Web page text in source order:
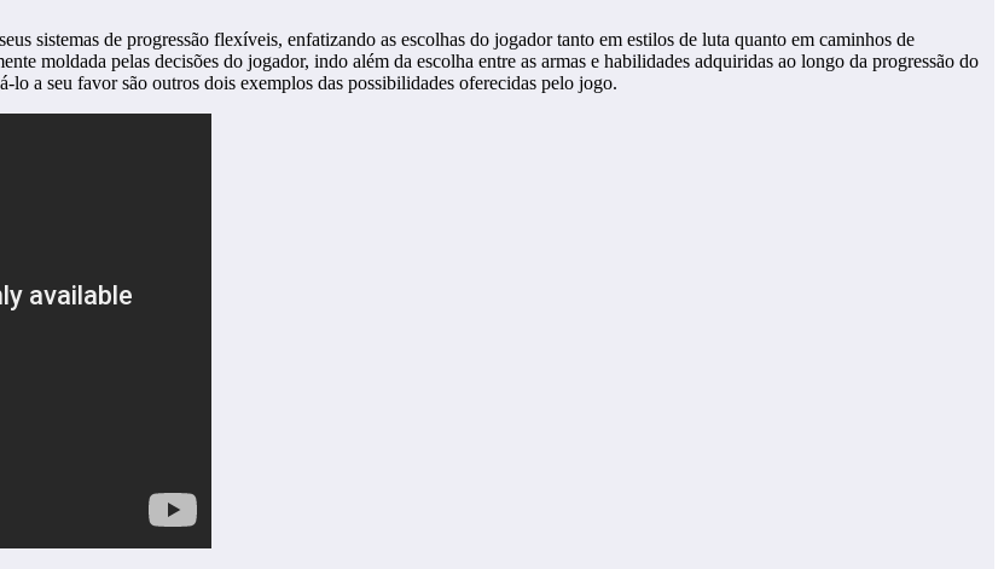
sistemas de progressão flexíveis, enfatizando as escolhas do jogador tanto em estilos de luta quanto em caminhos de
moldada pelas decisões do jogador, indo além da escolha entre as armas e habilidades adquiridas ao longo da progressão do
a seu favor são outros dois exemplos das possibilidades oferecidas pelo jogo.